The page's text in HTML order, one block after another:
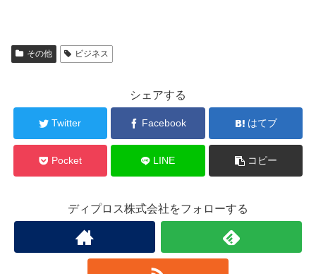
その他 ビジネス
シェアする
Twitter Facebook はてブ
Pocket LINE コピー
ディプロス株式会社をフォローする